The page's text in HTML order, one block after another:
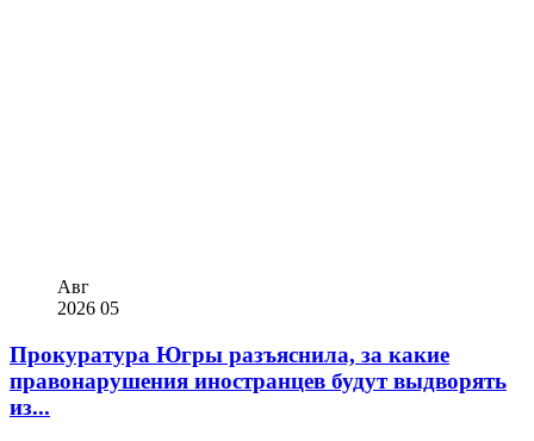
Авг
2026 05
Прокуратура Югры разъяснила, за какие
правонарушения иностранцев будут выдворять
из...